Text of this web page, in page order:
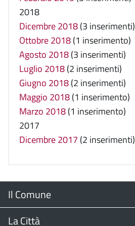
2018
Dicembre 2018(3 inserimenti)
Ottobre 2018(1 inserimento)
Agosto 2018(3 inserimenti)
Luglio 2018(2 inserimenti)
Giugno 2018(2 inserimenti)
Maggio 2018(1 inserimento)
Marzo 2018(1 inserimento)
2017
Dicembre 2017 (2 inserimenti)
Menu
Footer
Il Comune
Il Sindaco
La Città